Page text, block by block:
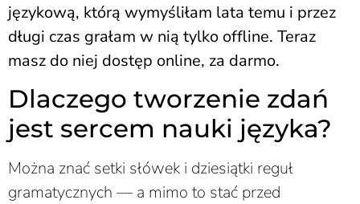
językową, którą wymyśliłam lata temu i przez
długi czas grałam w nią tylko offline. Teraz
masz do niej dostęp online, za darmo.
Dlaczego tworzenie zdań
jest sercem nauki języka?
Można znać setki słówek i dziesiątki reguł
gramatycznych — a mimo to stać przed